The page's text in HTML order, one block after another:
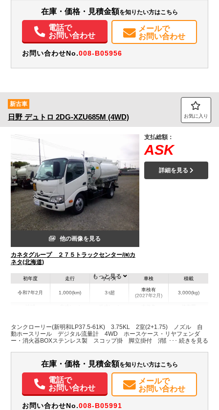
パワステ パワーウィンドウ ABS エアバッグ
バックモニター
PMマフラー
Sリミッタ
在庫・価格・見積金額を知りたい方はこちら
電話で
お問い合わせ
メールで
お問い合わせ
お問い合わせNo.008-B05956
新古車
日野 デュトロ 2DG-XZU685M (4WD) お気に入り
他の画像を見る
カネタグループ ２７５トラックセンター/㈲カ
ネタ(北海道)
支払総額：
ASK
詳細を見る
初年度
令和7年2月
走行
1,000(km)
サイズ
３t超
車検
車検有
(2027年2月)
積載
3,000(kg)
北海道 -
W:1,890
H:2,270
パワステ パワーウィンドウ ABS エアバッグ
バックモニター
PMマフラー
もっと見る
タンクローリー(新明和LP37.5-61K) 3.75KL 2室(2+1.75) ノズル 自
動ホースリール デジタル流量計 4WD ホースケース・リヤフェンダ
ー・消火器BOXステンレス製 スコップ掛 脚立掛付 消防書類有
在庫・価格・見積金額を知りたい方はこちら
電話で
お問い合わせ
メールで
お問い合わせ
お問い合わせNo.008-B05991